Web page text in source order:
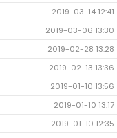
2019-03-14 12:41
2019-03-06 13:30
2019-02-28 13:28
2019-02-13 13:36
2019-01-10 13:56
2019-01-10 13:17
2019-01-10 12:35